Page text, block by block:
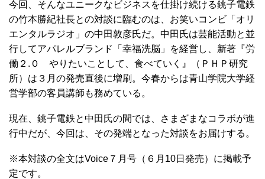
今回、そんなユニークなビジネスを仕掛け続ける銚子電鉄
の竹本勝紀社長との対談に臨むのは、お笑いコンビ「オリ
エンタルラジオ」の中田敦彦氏だ。中田氏は芸能活動と並
行してアパレルブランド「幸福洗脳」を経営し、新著『労
働２.０ やりたいことして、食べていく』（ＰＨＰ研究
所）は３月の発売直後に増刷。今春からは青山学院大学経
営学部の客員講師も務めている。
現在、銚子電鉄と中田氏の間では、さまざまなコラボが進
行中だが、今回は、その発端となった対談をお届けする。
※本対談の全文はVoice７月号（６月10日発売）に掲載予
定です。